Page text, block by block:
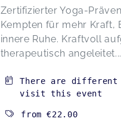
Zertifizierter Yoga-
Kempten für mehr Kraft,
innere Ruhe. Kraftvoll
therapeutisch angeleitet...
There are different
visit this event
from€22.00